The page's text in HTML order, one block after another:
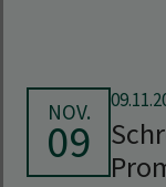
NOV.
09